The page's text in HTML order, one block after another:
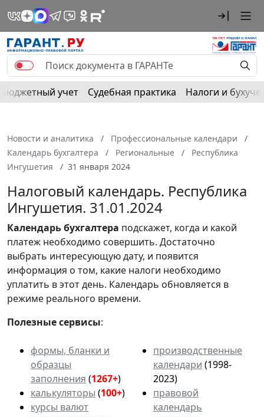
Бюджетный учет Судебная практика Налоги и
Новости и аналитика
Профессиональные календари
Календарь бухгалтера
Региональные
Республика
Ингушетия
31 января 2024
Налоговый календарь. Республика
Ингушетия. 31.01.2024
Календарьбухгалтера подскажет, когда и какой
платеж необходимо совершить. Достаточно
выбрать интересующую дату, и появится
информация о том, какие налоги необходимо
уплатить в этот день. Календарь обновляется в
режиме реального времени.
Полезные сервисы:
формы, бланки и
образцы
заполнения (1267+)
калькуляторы (100+)
курсы валют
производственные
календари (1998-
2023)
правовой
календарь